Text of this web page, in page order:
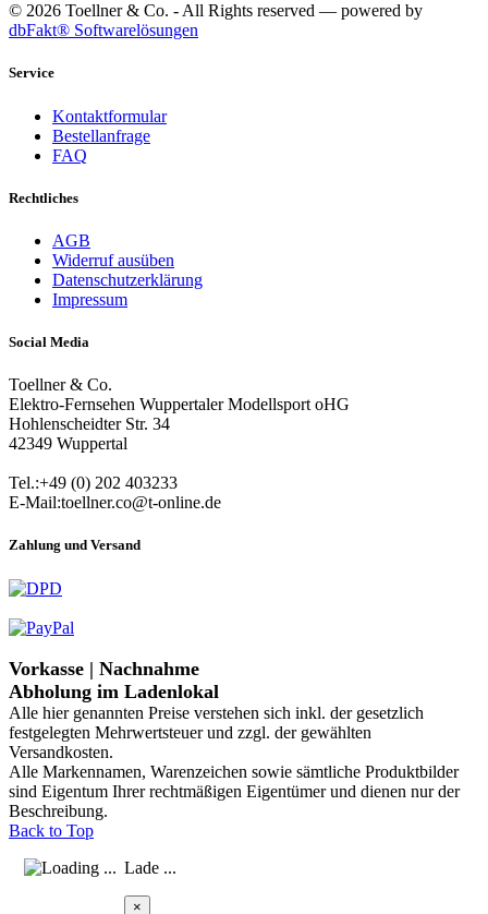
© 2026 Toellner & Co. - All Rights reserved — powered by
dbFakt® Softwarelösungen
Service
Kontaktformular
Bestellanfrage
FAQ
Rechtliches
AGB
Widerruf ausüben
Datenschutzerklärung
Impressum
Social Media
Toellner & Co.
Elektro-Fernsehen Wuppertaler Modellsport oHG
Hohlenscheidter Str. 34
42349 Wuppertal
Tel.:+49 (0) 202 403233
E-Mail:toellner.co@t-online.de
Zahlung und Versand
Vorkasse | Nachnahme
Abholung im Ladenlokal
Alle hier genannten Preise verstehen sich inkl. der gesetzlich
festgelegten Mehrwertsteuer und zzgl. der gewählten
Versandkosten.
Alle Markennamen, Warenzeichen sowie sämtliche Produktbilder
sind Eigentum Ihrer rechtmäßigen Eigentümer und dienen nur der
Beschreibung.
Back to Top
Lade ...
×